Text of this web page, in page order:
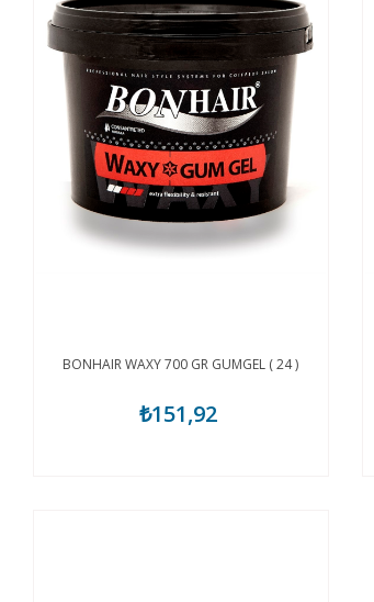
BONHAIR WAXY 700 GR GUMGEL ( 24 )
₺151,92